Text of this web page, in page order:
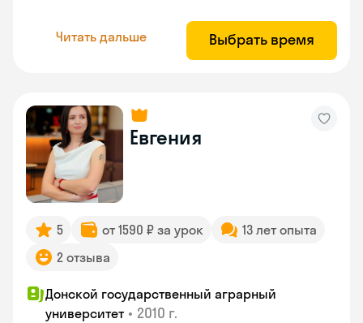
Читать дальше Выбрать время
Евгения
5 от 1590 ₽ за урок
13 лет опыта
2 отзыва
Донской государственный аграрный
университет • 2010 г.